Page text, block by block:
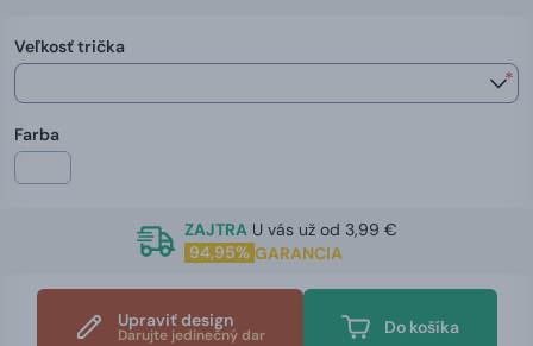
Veľkosť trička
*
Farba
ZAJTRA U vás už od 3,99 €
94,95% GARANCIA
Upraviť design
Darujte jedinečný dar Do košíka